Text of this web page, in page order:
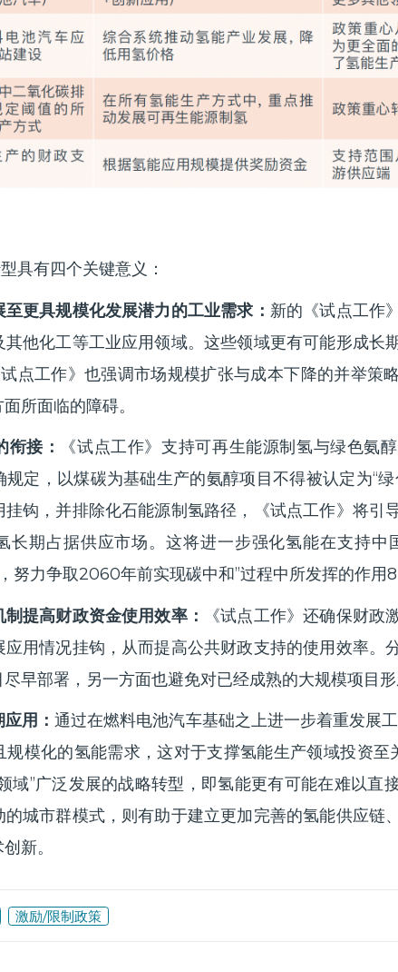
具有四个关键意义：
更具规模化发展潜力的工业需求： 新的《试点工作
他化工等工业应用领域。这些领域更有可能形成长
点工作》也强调市场规模扩张与成本下降的并举策
所面临的障碍。
衔接：
《试点工作》支持可再生能源制氢与绿色氨
规定，以煤碳为基础生产的氨醇项目不得被认定为“
钩，并排除化石能源制氢路径，《试点工作》将引
长期占据供应市场。这将进一步强化氢能在支持中
努力争取2060年前实现碳中和”过程中所发挥的作用8
提高财政资金使用效率：
《试点工作》还确保财政
用情况挂钩，从而提高公共财政支持的使用效率。
早部署，另一方面也避免对已经成熟的大规模项目形
用： 通过在燃料电池汽车基础之上进一步着重发展
规模化的氢能需求，这对于支撑氢能生产领域投资至
域”广泛发展的战略转型，即氢能更有可能在难以直
城市群模式，则有助于建立更加完善的氢能供应链
新。
激励/限制政策